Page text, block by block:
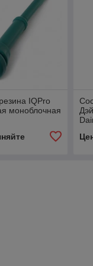
IQPro
моноблочная